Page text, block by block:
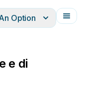
Option
e di